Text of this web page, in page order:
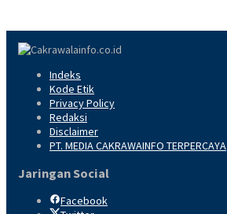
Indeks
Kode Etik
Privacy Policy
Redaksi
Disclaimer
PT. MEDIA CAKRAWAINFO TERPERCAYA
Jaringan Social
Facebook